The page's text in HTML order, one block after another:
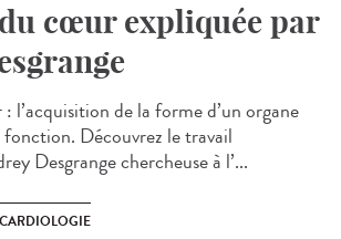
cœur expliquée par
l’acquisition de la forme d’un organe
fonction. Découvrez le travail
Desgrange chercheuse à l’...
CARDIOLOGIE